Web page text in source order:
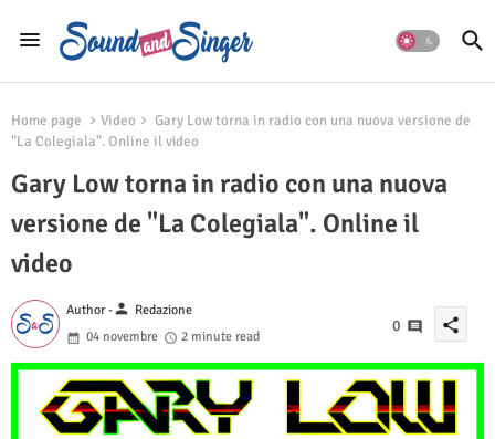
Home page Video
Gary Low torna in radio con una nuova versione de
"La Colegiala". Online il video
Gary Low torna in radio con una nuova
versione de "La Colegiala". Online il
video
Author -person Redazione
04 novembre
2 minute read
0 share